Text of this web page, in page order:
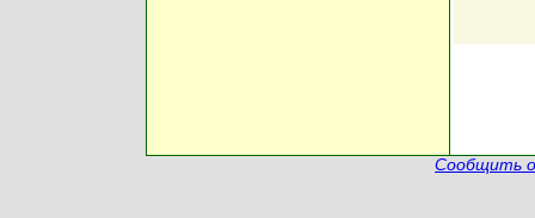
Сообщить о